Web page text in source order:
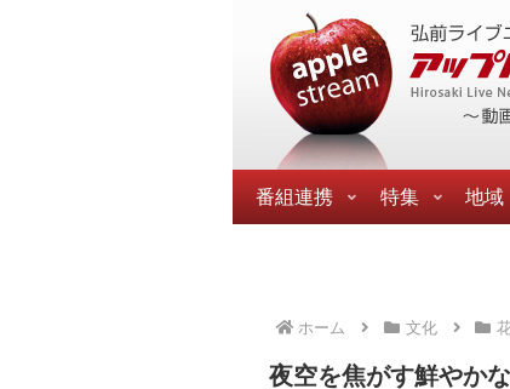
番組連携 特集 地域
ホーム 文化
夜空を焦がす鮮やか